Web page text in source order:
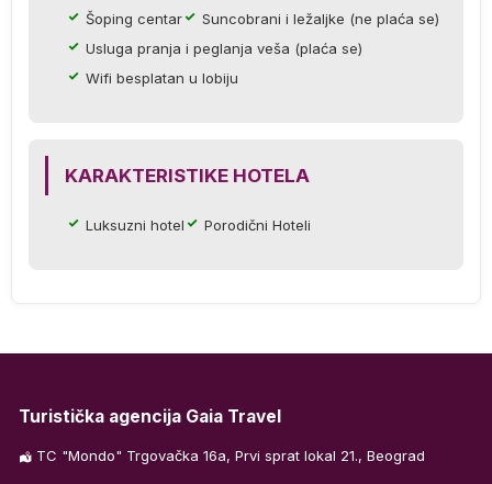
Šoping centar
Suncobrani i ležaljke (ne plaća se)
Usluga pranja i peglanja veša (plaća se)
Wifi besplatan u lobiju
KARAKTERISTIKE HOTELA
Luksuzni hotel Porodični Hoteli
Turistička agencija Gaia Travel
TC "Mondo" Trgovačka 16a, Prvi sprat lokal 21., Beograd